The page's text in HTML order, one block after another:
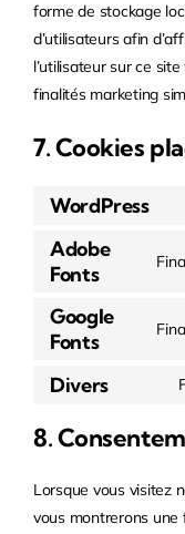
forme de stockage
d’utilisateurs afin
l’utilisateur sur ce
finalités marketing
7. Cookies
WordPress
Adobe
Fonts
Google
Fonts
Divers
8.
Lorsque vous visitez
vous montrerons